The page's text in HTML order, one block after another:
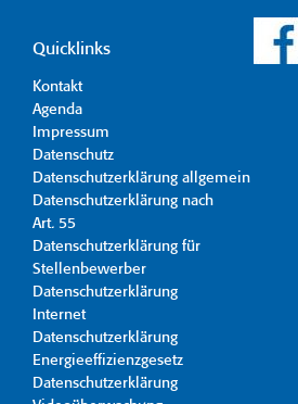
Quicklinks
Kontakt
Agenda
Impressum
Datenschutz
Datenschutzerklärung allgemein
Datenschutzerklärung nach
Art. 55
Datenschutzerklärung für
Stellenbewerber
Datenschutzerklärung
Internet
Datenschutzerklärung
Energieeffizienzgesetz
Datenschutzerklärung